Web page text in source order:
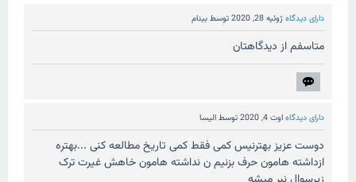
دارای دیدگاهژوئیه 28, 2020 توسطبینام
متاسفم از دیدگاهتان
دارای دیدگاهاوت 4, 2020 توسطالیسا
دوست عزیز بهترنیس کمی فقط کمی تاریخ مطالعه کنی ...بهتره
ازداشته هامون حرف بزنیم ن نداشته هامون خاهش غیرت ترک